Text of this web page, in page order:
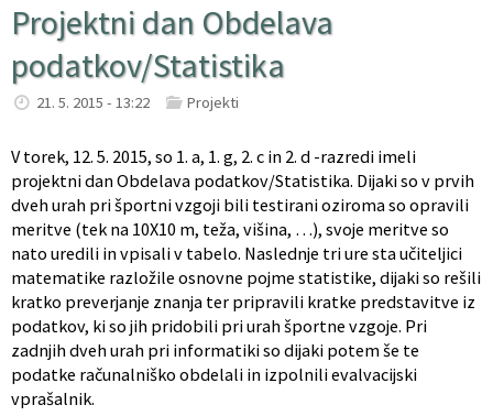
Projektni dan Obdelava
podatkov/Statistika
21. 5. 2015 - 13:22 Projekti
V torek, 12. 5. 2015, so 1. a, 1. g, 2. c in 2. d -razredi imeli
projektni dan Obdelava podatkov/Statistika. Dijaki so v prvih
dveh urah pri športni vzgoji bili testirani oziroma so opravili
meritve (tek na 10X10 m, teža, višina, …), svoje meritve so
nato uredili in vpisali v tabelo. Naslednje tri ure sta učiteljici
matematike razložile osnovne pojme statistike, dijaki so rešili
kratko preverjanje znanja ter pripravili kratke predstavitve iz
podatkov, ki so jih pridobili pri urah športne vzgoje. Pri
zadnjih dveh urah pri informatiki so dijaki potem še te
podatke računalniško obdelali in izpolnili evalvacijski
vprašalnik.